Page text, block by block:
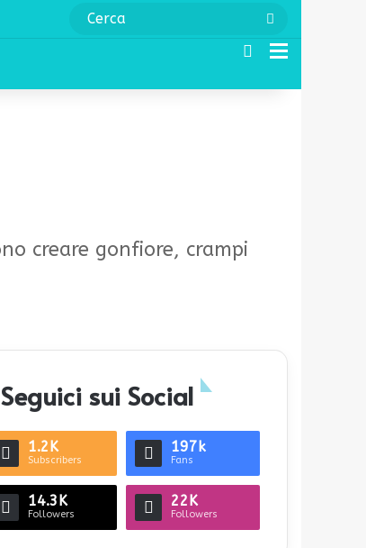
Cerca
creare gonfiore, crampi
Seguici sui Social
1.2K
Subscribers
197k
Fans
14.3K
Followers
22K
Followers